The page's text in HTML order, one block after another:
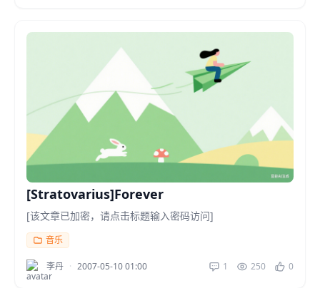
[Stratovarius]Forever
[该文章已加密，请点击标题输入密码访问]
音乐
李丹 · 2007-05-10 01:00 1 250 0